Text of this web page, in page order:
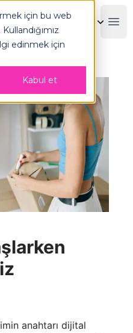
için bu web
edinmek için
Kabul et
anahtarı dijital